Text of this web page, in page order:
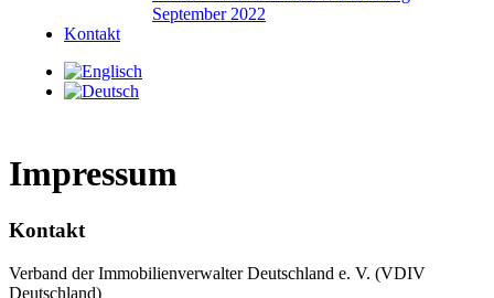
September 2022
Kontakt
Impressum
Kontakt
Verband der Immobilienverwalter Deutschland e. V. (VDIV
Deutschland)